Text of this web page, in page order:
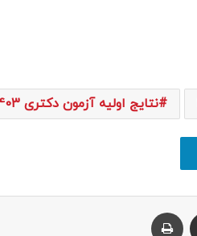
نتایج اولیه آزمون دکتری 1403
اشتراک با ایمیل